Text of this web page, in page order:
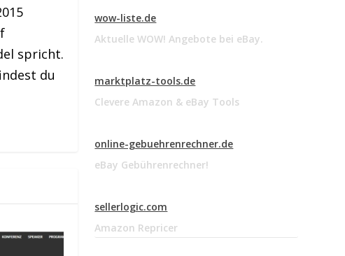
spricht.
du
wow-liste.de
Aktuelle WOW! Angebote bei eBay.
marktplatz-tools.de
Clevere Amazon & eBay Tools
online-gebuehrenrechner.de
eBay Gebührenrechner!
sellerlogic.com
Amazon Repricer